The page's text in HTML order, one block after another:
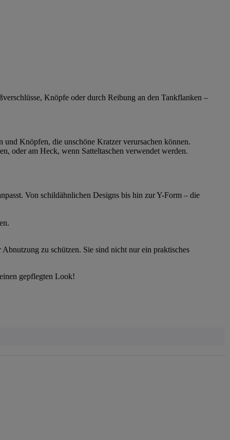
Knöpfe oder durch Reibung an den Tankflanken –
und Knöpfen, die unschöne Kratzer verursachen können.
oder am Heck, wenn Satteltaschen verwendet werden.
Von schildähnlichen Designs bis hin zur Y-Form – die
zu schützen. Sie sind nicht nur ein praktisches
gepflegten Look!